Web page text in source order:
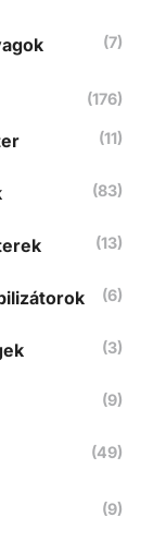
(7)
(176)
(11)
(83)
(13)
(6)
(3)
(9)
(49)
(9)